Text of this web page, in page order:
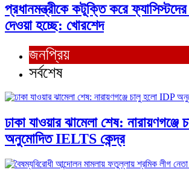
প্রধানমন্ত্রীকে কটূক্তি করে
দেওয়া হচ্ছে: খোরশেদ
জনপ্রিয়
সর্বশেষ
ঢাকা যাওয়ার ঝামেলা শেষ:
অনুমোদিত IELTS কেন্দ্র